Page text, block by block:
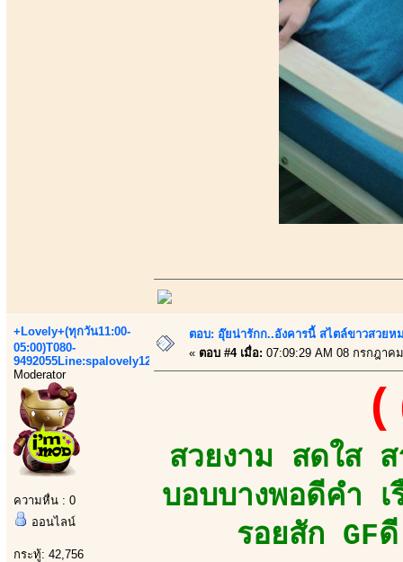
+Lovely+(ทุกวัน11:00-
05:00)T080-
9492055Line:spalovely123
Moderator
ความหื่น : 0
ออนไลน์
กระทู้: 42,756
ตอบ: อุ๊ยน่ารักก..อังคารนี้ สไตล์ขาวสวยห
« ตอบ #4 เมื่อ: 07:09:29 AM 08 กรกฎาค
สวยงาม สดใส
บอบบางพอดีคำ
รอยสัก GF